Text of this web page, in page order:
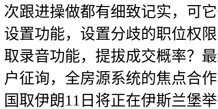
次跟进操做都有细致记实，可
设置功能，设置分歧的职位权
取录音功能，提拔成交概率？
户征询，全房源系统的焦点合
国取伊朗11日将正在伊斯兰堡